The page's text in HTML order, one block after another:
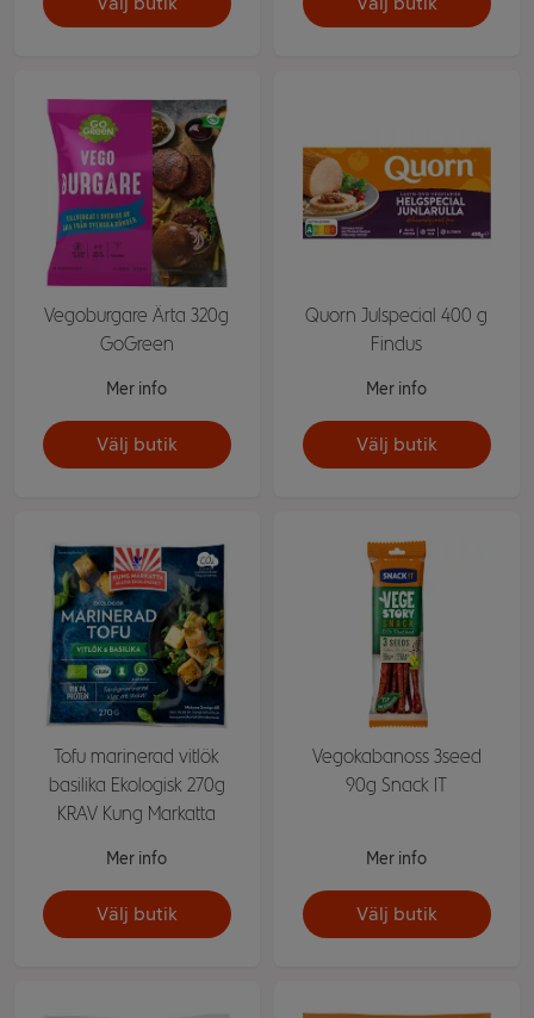
Vegoburgare Ärta 320g
GoGreen
Mer info
Välj butik
Quorn Julspecial 400 g
Findus
Mer info
Välj butik
Tofu marinerad vitlök
basilika Ekologisk 270g
KRAV Kung Markatta
Mer info
Välj butik
Vegokabanoss 3seed
90g Snack IT
Mer info
Välj butik